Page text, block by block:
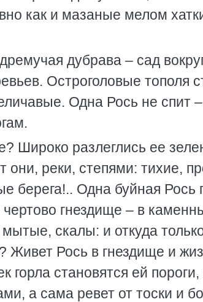
как и мазаные мелом
дубрава – сад
Остроголовые тополя
Одна Рось не спит –
Широко разлеглись ее
они, реки, степями: тихие,
берега!.. Одна буйная Рось
гнездище – в
скалы: и откуда
Живет Рось в гнездище и
горла становятся ей
а сама ревет от тоски и